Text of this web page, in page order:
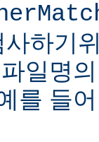
하기
일명
를 들